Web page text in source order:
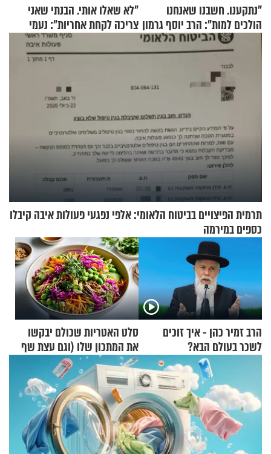
"נתקענו. חשבנו שאנחנו
הולכים למות": הרב יוסף גרמון
בריאיון מרתק
"לא שאלו אותי. הבנתי שאני
צריכה לקחת אחריות": נעמי
בנט בריאיון אישי
תרמית הפיצויים בביטוח הלאומי: אלפי נפגעי פעולות איבה קיבלו
כספים במירמה
הרב זמיר כהן - איך זוכים
לשכר בעולם הבא?
סלט האטריות שכולם יבקשו
את המתכון שלו (וגם עצת שף
להגשת הרוטב)